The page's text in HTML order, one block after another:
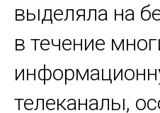
выделяла на
в течение
телеканалы,